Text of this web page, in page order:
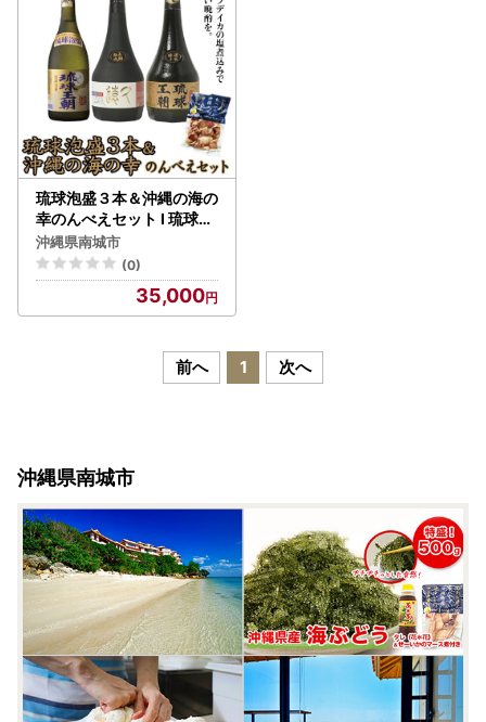
琉球泡盛３本＆沖縄の海の
幸のんべえセット I 琉球泡
盛 飲み比べ 3本 セット 沖
縄 お酒 おつまみ 海の幸 の
んべえ ご当地 グルメ ３本
沖縄県南城市
(0)
35,000
前へ 1 次へ
沖縄県南城市